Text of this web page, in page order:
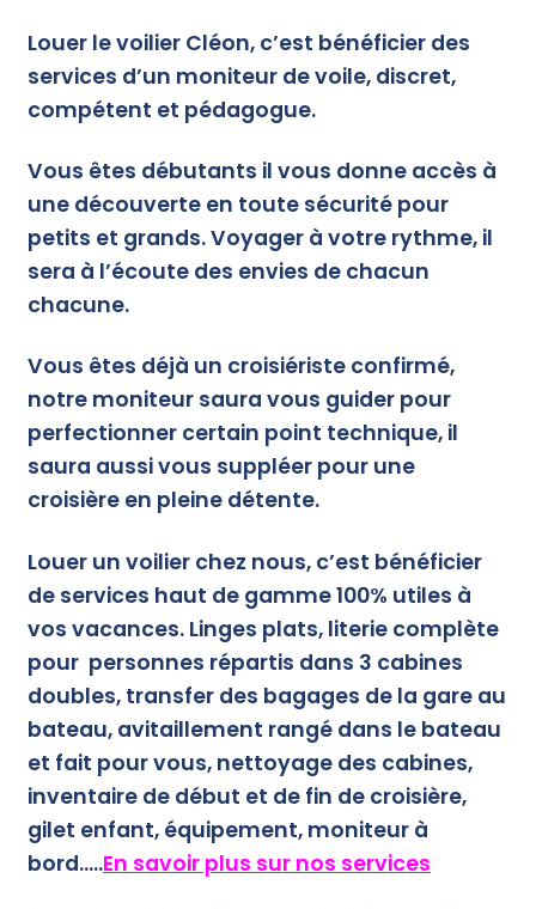
Louer le voilier Cléon, c’est bénéficier des
services d’un moniteur de voile, discret,
compétent et pédagogue.
Vous êtes débutants il vous donne accès à
une découverte en toute sécurité pour
petits et grands. Voyager à votre rythme, il
sera à l’écoute des envies de chacun
chacune.
Vous êtes déjà un croisiériste confirmé,
notre moniteur saura vous guider pour
perfectionner certain point technique, il
saura aussi vous suppléer pour une
croisière en pleine détente.
Louer un voilier chez nous, c’est bénéficier
de services haut de gamme100% utiles à
vos vacances. Linges plats, literie complète
pour personnes répartis dans 3 cabines
doubles, transfer des bagages de la gare au
bateau, avitaillement rangé dans le bateau
et fait pour vous, nettoyage des cabines,
inventaire de début et de fin de croisière,
gilet enfant, équipement, moniteur à
bord…..En savoir plus sur nos services